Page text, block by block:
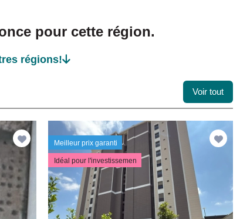
pour cette région.
régions!
Voir tout
Meilleur prix garanti
Idéal pour l'investissemen